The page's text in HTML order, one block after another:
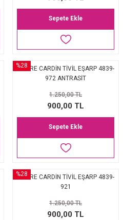
Sepete Ekle
%28
PİERRE CARDİN TİVİL EŞARP 4839-
972 ANTRASİT
1.250,00 TL
900,00 TL
Sepete Ekle
%28
PİERRE CARDİN TİVİL EŞARP 4839-
921
1.250,00 TL
900,00 TL